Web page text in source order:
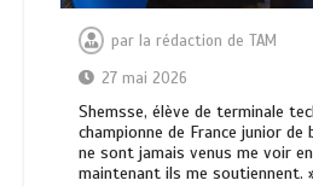
par la rédaction de TAM
27 mai 2026
Shemsse, élève de terminale
championne de France junior
ne sont jamais venus me voir
maintenant ils me soutiennent.